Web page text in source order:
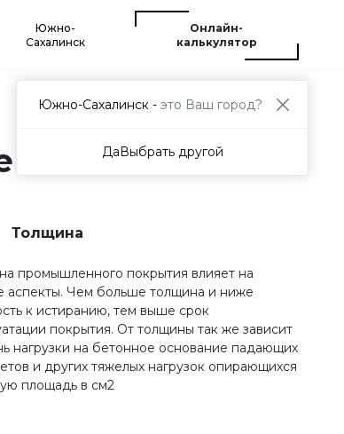
Южно-
Сахалинск
Онлайн-
калькулятор
Толщина
промышленного покрытия влияет на
аспекты. Чем больше толщина и ниже
к истиранию, тем выше срок
покрытия. От толщины так же зависит
нагрузки на бетонное основание падающих
и других тяжелых нагрузок опирающихся
площадь в см2
Южно-Сахалинск - это Ваш город?
ДаВыбрать другой